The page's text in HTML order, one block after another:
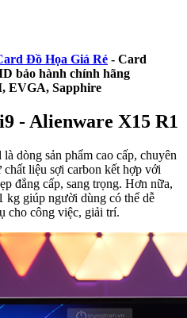
Đồ Họa Giá Rẻ - Card
bảo hành chính hãng
EVGA, Sapphire
- Alienware X15 R1
dòng sản phẩm cao cấp, chuyên
liệu sợi carbon kết hợp với
đẳng cấp, sang trọng. Hơn nữa,
kg giúp người dùng có thể dễ
cho công việc, giải trí.